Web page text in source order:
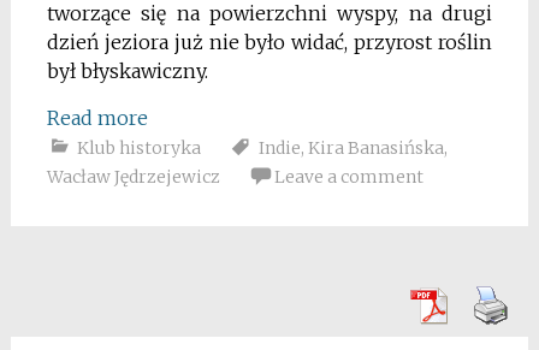
tworzące się na powierzchni wyspy, na drugi
dzień jeziora już nie było widać, przyrost roślin
był błyskawiczny.
Read more
Klub historyka Indie, Kira Banasińska,
Wacław Jędrzejewicz
Leave a comment